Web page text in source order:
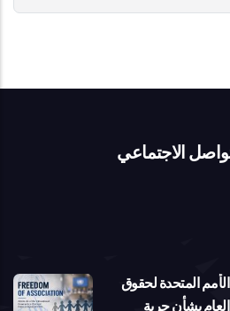
الاجتماعي
المتحدة لحقوق
بشأن حرية